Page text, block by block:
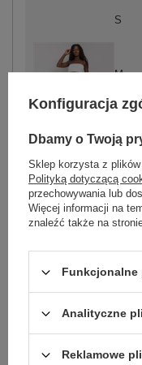
szary
S
M
XL
M
Konfiguracja
Dbamy o Twoją
Sklep korzysta z
Polityką dotyczącą
przechowywania lub
Więcej informacji na
znaleźć także na
Funkcjonalne
Analityczne
Reklamowe